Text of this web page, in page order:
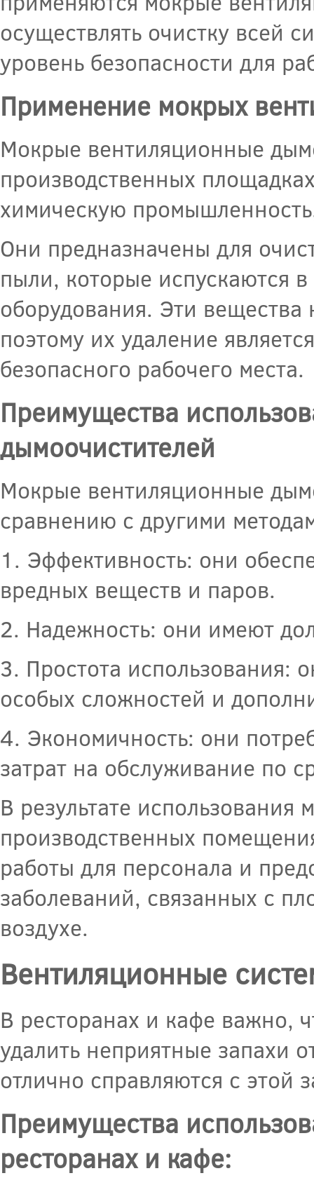
осуществлять очистку всей
уровень безопасности для
Применение мокрых
Мокрые вентиляционные
производственных
химическую
Они предназначены для
пыли, которые испускаются
оборудования. Эти вещества
поэтому их удаление
безопасного рабочего места.
Преимущества
дымоочистителей
Мокрые вентиляционные
сравнению с другими
1. Эффективность: они
вредных веществ и паров.
2. Надежность: они имеют
3. Простота использования:
особых сложностей и
4. Экономичность: они
затрат на обслуживание по
В результате
производственных
работы для персонала и
заболеваний, связанных с
воздухе.
Вентиляционные
В ресторанах и кафе важно,
удалить неприятные запахи
отлично справляются с этой
Преимущества
ресторанах и кафе: